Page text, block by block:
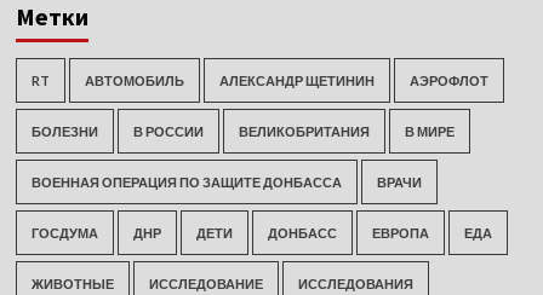
Метки
RT АВТОМОБИЛЬ АЛЕКСАНДР ЩЕТИНИН АЭРОФЛОТ
БОЛЕЗНИ В РОССИИ ВЕЛИКОБРИТАНИЯ В МИРЕ
ВОЕННАЯ ОПЕРАЦИЯ ПО ЗАЩИТЕ ДОНБАССА ВРАЧИ
ГОСДУМА ДНР ДЕТИ ДОНБАСС ЕВРОПА ЕДА
ЖИВОТНЫЕ ИССЛЕДОВАНИЕ ИССЛЕДОВАНИЯ